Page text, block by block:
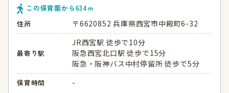
この保育園から634 ｍ
住所
〒6620852 兵庫県西宮市中殿町6-32
最寄り駅
JR西宮駅 徒歩で10分
阪急西宮北口駅 徒歩で15分
阪急・阪神バス中村停留所 徒歩で5分
保育時間 -